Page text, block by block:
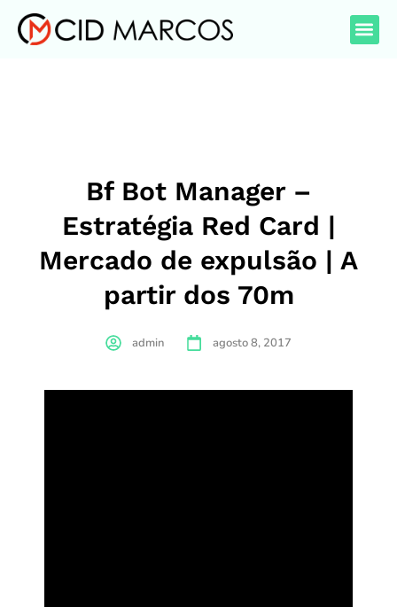
Bf Bot Manager –
Estratégia Red Card |
Mercado de expulsão | A
partir dos 70m
admin agosto 8, 2017